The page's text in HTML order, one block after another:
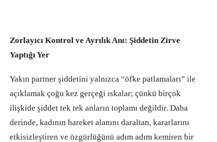
Zorlayıcı Kontrol ve Ayrılık Anı: Şiddetin Zirve
Yaptığı Yer
Yakın partner şiddetini yalnızca “öfke patlamaları” ile
açıklamak çoğu kez gerçeği ıskalar; çünkü birçok
ilişkide şiddet tek tek anların toplamı değildir. Daha
derinde, kadının hareket alanını daraltan, kararlarını
etkisizleştiren ve özgürlüğünü adım adım kemiren bir